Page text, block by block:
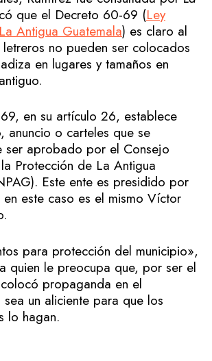
que el Decreto 60-69 (Ley
Antigua Guatemala) es claro al
no pueden ser colocados
en lugares y tamaños en
en su artículo 26, establece
anuncio o carteles que se
ser aprobado por el Consejo
Protección de La Antigua
Este ente es presidido por
este caso es el mismo Víctor
para protección del municipio»,
quien le preocupa que, por ser el
propaganda en el
un aliciente para que los
lo hagan.